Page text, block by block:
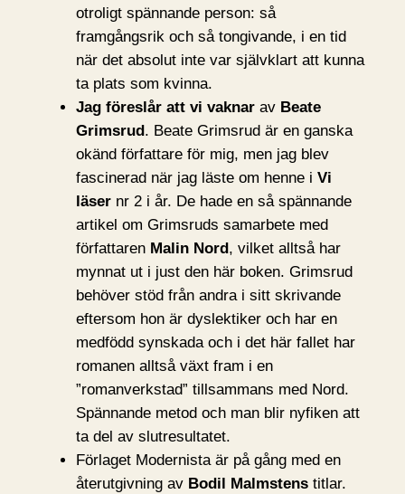
otroligt spännande person: så
framgångsrik och så tongivande, i en tid
när det absolut inte var självklart att kunna
ta plats som kvinna.
Jag föreslår att vi vaknarav Beate
Grimsrud. Beate Grimsrud är en ganska
okänd författare för mig, men jag blev
fascinerad när jag läste om henne i Vi
läsernr 2 i år. De hade en så spännande
artikel om Grimsruds samarbete med
författaren Malin Nord, vilket alltså har
mynnat ut i just den här boken. Grimsrud
behöver stöd från andra i sitt skrivande
eftersom hon är dyslektiker och har en
medfödd synskada och i det här fallet har
romanen alltså växt fram i en
”romanverkstad” tillsammans med Nord.
Spännande metod och man blir nyfiken att
ta del av slutresultatet.
Förlaget Modernista är på gång med en
återutgivning av Bodil Malmstenstitlar.